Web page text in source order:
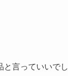
と言っていいでし